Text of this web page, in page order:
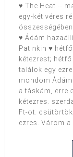
♥ The Heat --
egy-két véres
♥ Ádám
Patinkin ♥
kétezrest;
találok egy
mondom
a táskám, erre
kétezres.
Ft-ot.
ezres. Várom a